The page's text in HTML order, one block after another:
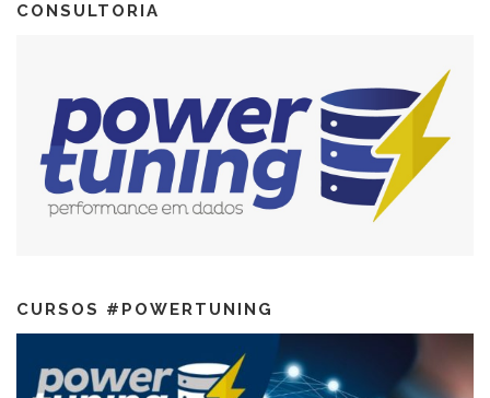
CONSULTORIA
CURSOS #POWERTUNING